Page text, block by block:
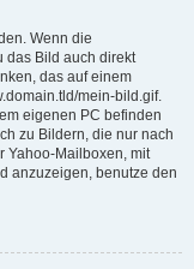
Wenn die
das Bild auch direkt
das auf einem
mein-bild.gif.
eigenen PC befinden
zu Bildern, die nur nach
Yahoo-Mailboxen, mit
anzuzeigen, benutze den